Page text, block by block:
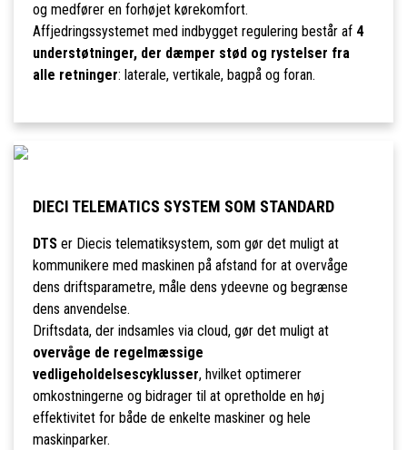
og medfører en forhøjet kørekomfort.
Affjedringssystemet med indbygget regulering består af 4
understøtninger, der dæmper stød og rystelser fra
alle retninger: laterale, vertikale, bagpå og foran.
DIECI TELEMATICS SYSTEM SOM STANDARD
DTSer Diecis telematiksystem, som gør det muligt at
kommunikere med maskinen på afstand for at overvåge
dens driftsparametre, måle dens ydeevne og begrænse
dens anvendelse.
Driftsdata, der indsamles via cloud, gør det muligt at
overvåge de regelmæssige
vedligeholdelsescyklusser, hvilket optimerer
omkostningerne og bidrager til at opretholde en høj
effektivitet for både de enkelte maskiner og hele
maskinparker.